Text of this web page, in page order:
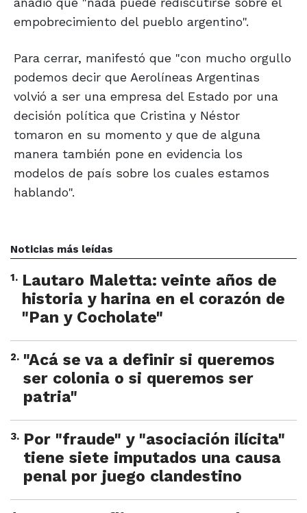
empobrecimiento del pueblo argentino".
Para cerrar, manifestó que "con mucho orgullo
podemos decir que Aerolíneas Argentinas
volvió a ser una empresa del Estado por una
decisión política que Cristina y Néstor
tomaron en su momento y que de alguna
manera también pone en evidencia los
modelos de país sobre los cuales estamos
hablando".
Noticias más leídas
1. Lautaro Maletta: veinte años de
historia y harina en el corazón de
"Pan y Cocholate"
2. "Acá se va a definir si queremos
ser colonia o si queremos ser
patria"
3. Por "fraude" y "asociación ilícita"
tiene siete imputados una causa
penal por juego clandestino